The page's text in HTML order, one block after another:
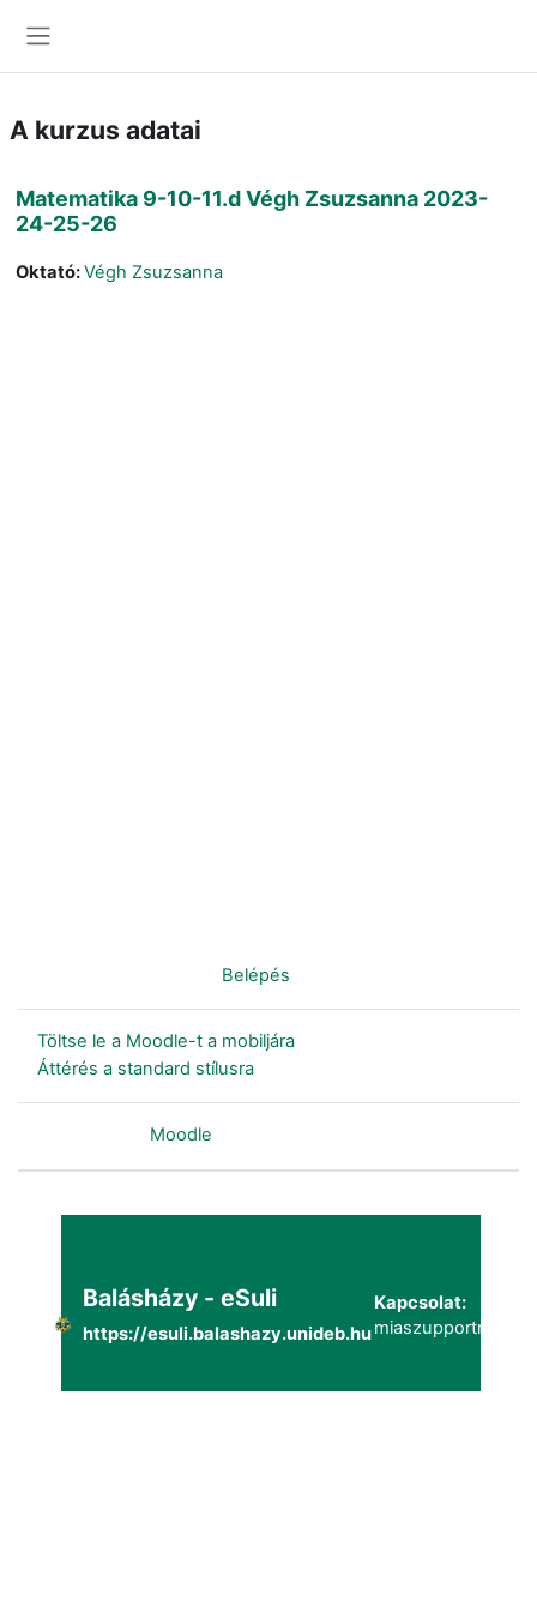
A kurzus adatai
Matematika 9-10-11.d Végh Zsuzsanna 2023-
24-25-26
Oktató:Végh Zsuzsanna
Belépés
Töltse le a Moodle-t a mobiljára
Áttérés a standard stílusra
Moodle
Balásházy - eSuli
https://esuli.balashazy.unideb.hu
Kapcsolat: